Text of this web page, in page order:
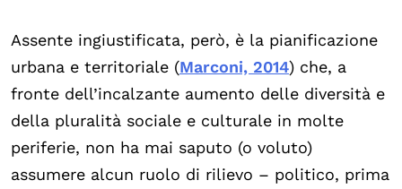
Assente ingiustificata, però, è la pianificazione
urbana e territoriale (Marconi, 2014) che, a
fronte dell’incalzante aumento delle diversità e
della pluralità sociale e culturale in molte
periferie, non ha mai saputo (o voluto)
assumere alcun ruolo di rilievo – politico, prima